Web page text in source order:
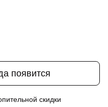
появится
скидки